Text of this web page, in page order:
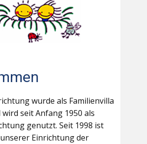
wurde als Familienvilla
seit Anfang 1950 als
genutzt. Seit 1998 ist
Einrichtung der